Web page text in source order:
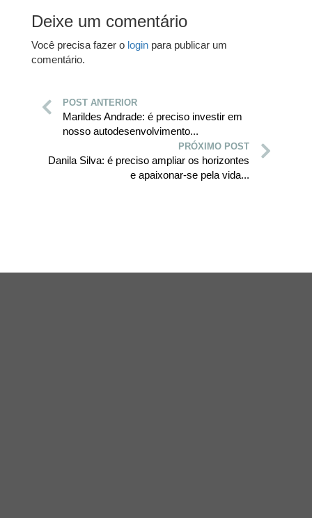
Deixe um comentário
Você precisa fazer o login para publicar um
comentário.
POST ANTERIOR
Marildes Andrade: é preciso investir em
nosso autodesenvolvimento...
PRÓXIMO POST
Danila Silva: é preciso ampliar os horizontes
e apaixonar-se pela vida...